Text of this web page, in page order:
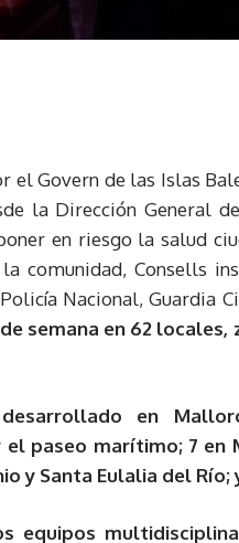
el Govern de las Islas
la Dirección General
en riesgo la salud
comunidad, Consells
Nacional, Guardia
semana en 62
en
paseo marítimo; 7 en
y Santa Eulalia del Río;
equipos